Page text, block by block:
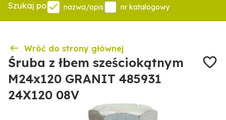
Szukaj po nazwa/opis nr katalogowy
Wróć do strony głównej
Śruba z łbem sześciokątnym
M24x120 GRANIT 485931
24X120 08V